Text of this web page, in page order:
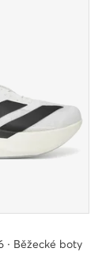
· Běžecké boty